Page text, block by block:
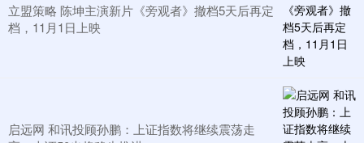
立盟策略 陈坤主演新片《旁观者》撤档5天后再定
档，11月1日上映
启远网 和讯投顾孙鹏：上证指数将继续震荡走